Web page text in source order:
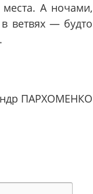
А ночами,
ветвях — будто
ПАРХОМЕНКО